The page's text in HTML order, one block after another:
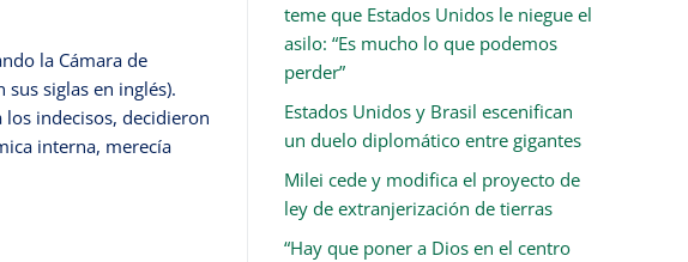
la Cámara de
sus siglas en inglés).
indecisos, decidieron
interna, merecía
teme que Estados Unidos le niegue el
asilo: “Es mucho lo que podemos
perder”
Estados Unidos y Brasil escenifican
un duelo diplomático entre gigantes
Milei cede y modifica el proyecto de
ley de extranjerización de tierras
“Hay que poner a Dios en el centro